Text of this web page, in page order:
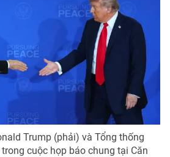
Trump (phải) và Tổng thống
cuộc họp báo chung tại Căn